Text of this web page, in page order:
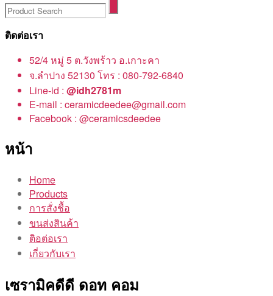
ติดต่อเรา
52/4 หมู่ 5 ต.วังพร้าว อ.เกาะคา
จ.ลำปาง 52130 โทร : 080-792-6840
Line-id : @idh2781m
E-mail : ceramicdeedee@gmail.com
Facebook : @ceramicsdeedee
หน้า
Home
Products
การสั่งชื้อ
ขนส่งสินค้า
ติอต่อเรา
เกี่ยวกับเรา
เซรามิคดีดี ดอท คอม